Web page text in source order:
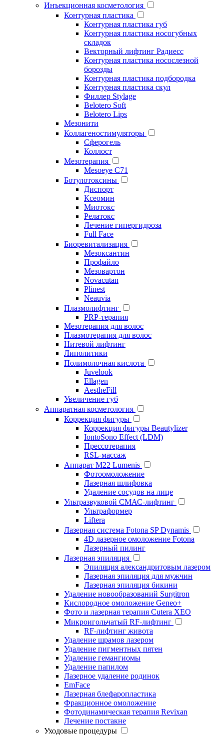
Инъекционная косметология
Контурная пластика
Контурная пластика губ
Контурная пластика носогубных
складок
Векторный лифтинг Радиесс
Контурная пластика носослезной
борозды
Контурная пластика подбородка
Контурная пластика скул
Филлер Stylage
Belotero Soft
Belotero Lips
Мезонити
Коллагеностимуляторы
Сферогель
Коллост
Мезотерапия
Mesoeye C71
Ботулотоксины
Диспорт
Ксеомин
Миотокс
Релатокс
Лечение гипергидроза
Full Face
Биоревитализация
Мезоксантин
Профайло
Мезовартон
Novacutan
Plinest
Neauvia
Плазмолифтинг
PRP-терапия
Мезотерапия для волос
Плазмотерапия для волос
Нитевой лифтинг
Липолитики
Полимолочная кислота
Juvelook
Ellagen
AestheFill
Увеличение губ
Аппаратная косметология
Коррекция фигуры
Коррекция фигуры Beautylizer
IontoSono Effect (LDM)
Прессотерапия
RSL-массаж
Аппарат М22 Lumenis
Фотоомоложение
Лазерная шлифовка
Удаление сосудов на лице
Ультразвуковой СМАС-лифтинг
Ультраформер
Liftera
Лазерная система Fotona SP Dynamis
4D лазерное омоложение Fotona
Лазерный пилинг
Лазерная эпиляция
Эпиляция александритовым лазером
Лазерная эпиляция для мужчин
Лазерная эпиляция бикини
Удаление новообразований Surgitron
Кислородное омоложение Geneo+
Фото и лазерная терапия Cutera XEO
Микроигольчатый RF-лифтинг
RF-лифтинг живота
Удаление шрамов лазером
Удаление пигментных пятен
Удаление гемангиомы
Удаление папилом
Лазерное удаление родинок
EmFace
Лазерная блефаропластика
Фракционное омоложение
Фотодинамическая терапия Revixan
Лечение постакне
Уходовые процедуры